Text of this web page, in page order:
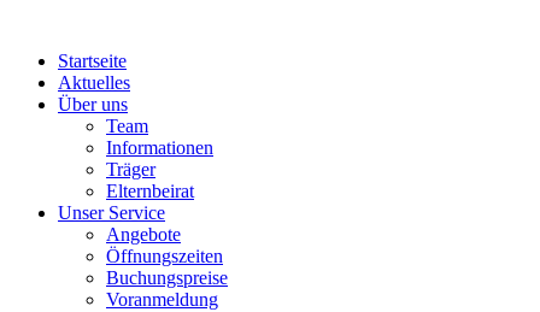
Startseite
Aktuelles
Über uns
Team
Informationen
Träger
Elternbeirat
Unser Service
Angebote
Öffnungszeiten
Buchungspreise
Voranmeldung